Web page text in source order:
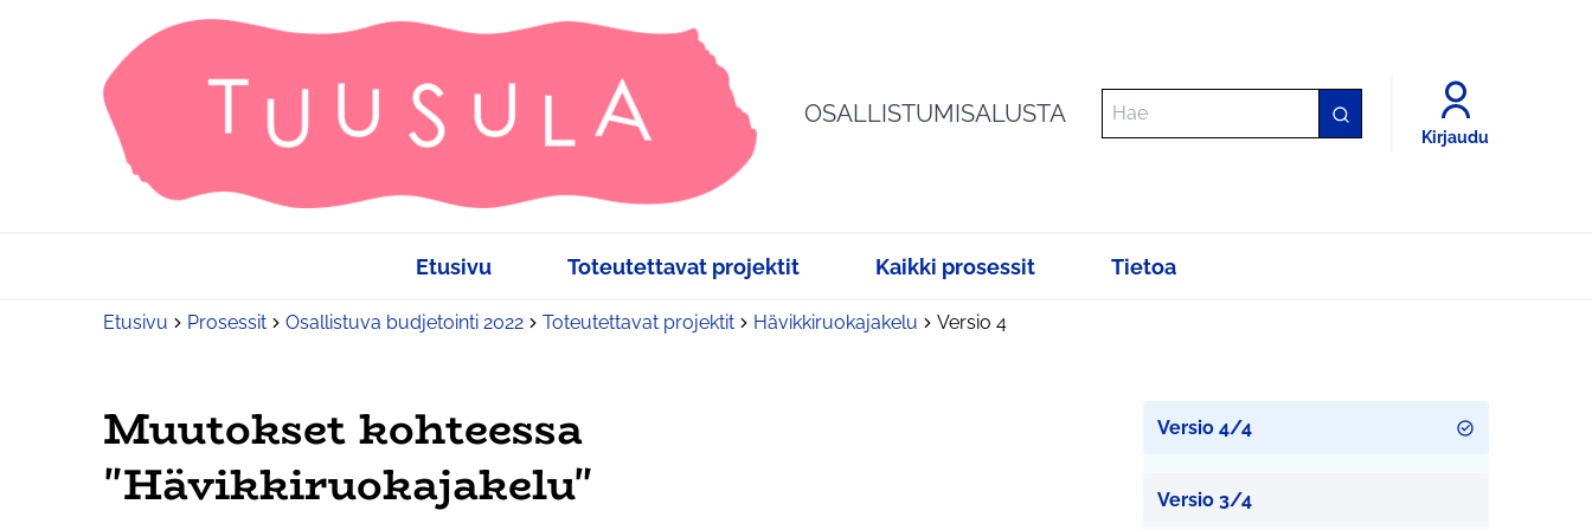
OSALLISTUMISALUSTA
Kirjaudu
Etusivu Toteutettavat projektit Kaikki prosessit Tietoa
Etusivu Prosessit Osallistuva budjetointi 2022 Toteutettavat projektit Hävikkiruokajakelu Versio 4
Muutokset kohteessa
"Hävikkiruokajakelu"
Versio 4/4
Versio 3/4